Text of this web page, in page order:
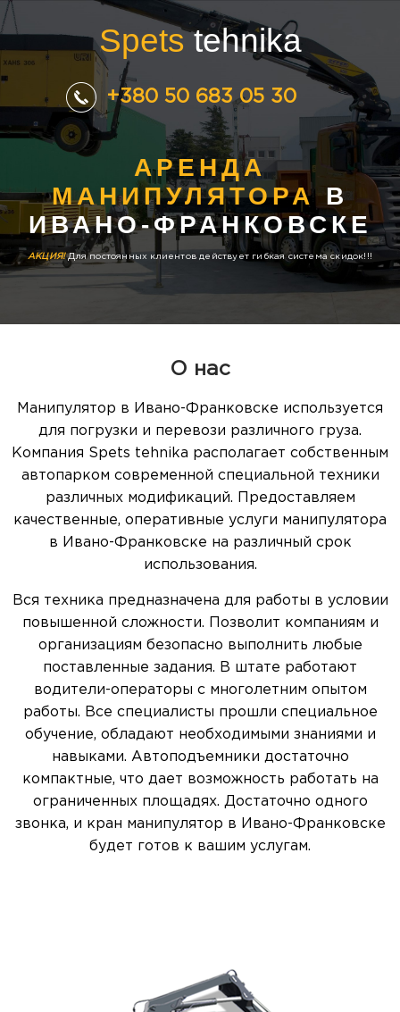
Spetstehnika
+380 50 683 05 30
АРЕНДА
МАНИПУЛЯТОРА В
ИВАНО-ФРАНКОВСКЕ
АКЦИЯ!Для постоянных клиентов действует гибкая система скидок!!!
О нас
Манипулятор в Ивано-Франковске используется
для погрузки и перевози различного груза.
Компания Spets tehnika располагает собственным
автопарком современной специальной техники
различных модификаций. Предоставляем
качественные, оперативные услуги манипулятора
в Ивано-Франковске на различный срок
использования.
Вся техника предназначена для работы в условии
повышенной сложности. Позволит компаниям и
организациям безопасно выполнить любые
поставленные задания. В штате работают
водители-операторы с многолетним опытом
работы. Все специалисты прошли специальное
обучение, обладают необходимыми знаниями и
навыками. Автоподъемники достаточно
компактные, что дает возможность работать на
ограниченных площадях. Достаточно одного
звонка, и кран манипулятор в Ивано-Франковске
будет готов к вашим услугам.